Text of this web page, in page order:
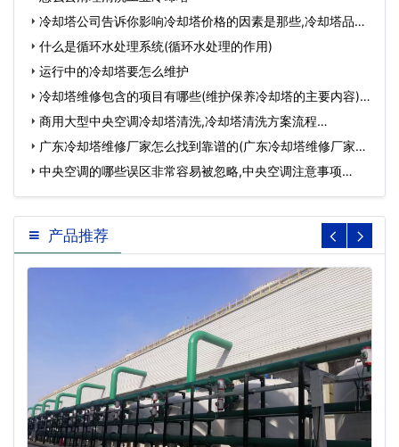
冷却塔公司告诉你影响冷却塔价格的因素是那些,冷却塔品牌
有哪些…
什么是循环水处理系统(循环水处理的作用)
运行中的冷却塔要怎么维护
冷却塔维修包含的项目有哪些(维护保养冷却塔的主要内容)…
商用大型中央空调冷却塔清洗,冷却塔清洗方案流程…
广东冷却塔维修厂家怎么找到靠谱的(广东冷却塔维修厂家怎
么选)…
中央空调的哪些误区非常容易被忽略,中央空调注意事项…
产品推荐